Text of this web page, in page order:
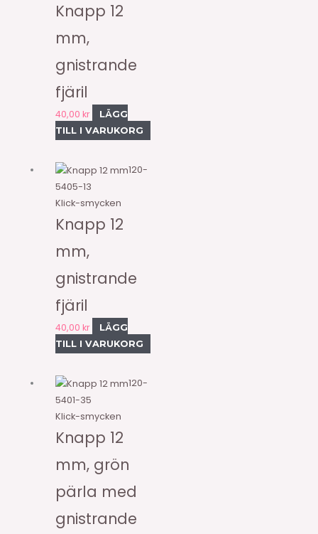
Knapp 12
mm,
gnistrande
fjäril
40,00kr
LÄGG
TILL I VARUKORG
120-
5405-13
Klick-smycken
Knapp 12
mm,
gnistrande
fjäril
40,00kr
LÄGG
TILL I VARUKORG
120-
5401-35
Klick-smycken
Knapp 12
mm, grön
pärla med
gnistrande